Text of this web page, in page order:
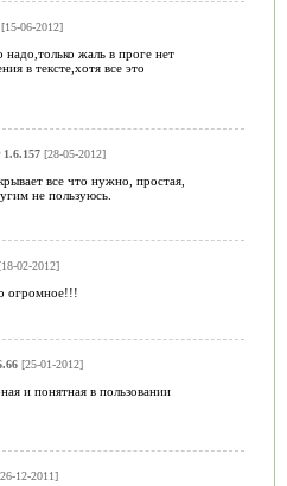
06-2012]
надо,только жаль в проге нет
в тексте,хотя все это
[28-05-2012]
все что нужно, простая,
не пользуюсь.
02-2012]
огромное!!!
[25-01-2012]
и понятная в пользовании
12-2011]